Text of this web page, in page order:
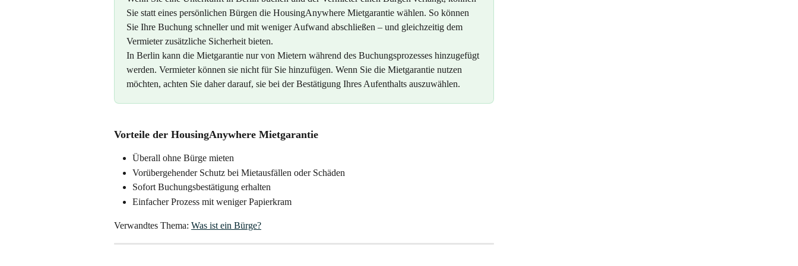
Sie statt eines persönlichen Bürgen die HousingAnywhere Mietgarantie wählen. So können
Sie Ihre Buchung schneller und mit weniger Aufwand abschließen – und gleichzeitig dem
Vermieter zusätzliche Sicherheit bieten.
In Berlin kann die Mietgarantie nur von Mietern während des Buchungsprozesses hinzugefügt
werden. Vermieter können sie nicht für Sie hinzufügen. Wenn Sie die Mietgarantie nutzen
möchten, achten Sie daher darauf, sie bei der Bestätigung Ihres Aufenthalts auszuwählen.
Vorteile der HousingAnywhere Mietgarantie
Überall ohne Bürge mieten
Vorübergehender Schutz bei Mietausfällen oder Schäden
Sofort Buchungsbestätigung erhalten
Einfacher Prozess mit weniger Papierkram
Verwandtes Thema: Was ist ein Bürge?